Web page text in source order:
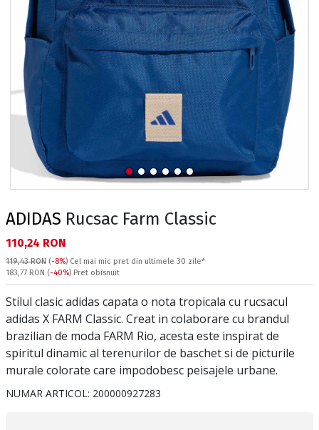
ADIDAS Rucsac Farm Classic
Текуща цена:
110,24 RON
119,43 RON (-8%) Cel mai mic pret din ultimele 30 zile*
Pret obisnuit:
183,77 RON (-40%) Pret obisnuit
Stilul clasic adidas capata o nota tropicala cu rucsacul
adidas X FARM Classic. Creat in colaborare cu brandul
brazilian de moda FARM Rio, acesta este inspirat de
spiritul dinamic al terenurilor de baschet si de picturile
murale colorate care impodobesc peisajele urbane.
NUMAR ARTICOL: 200000927283